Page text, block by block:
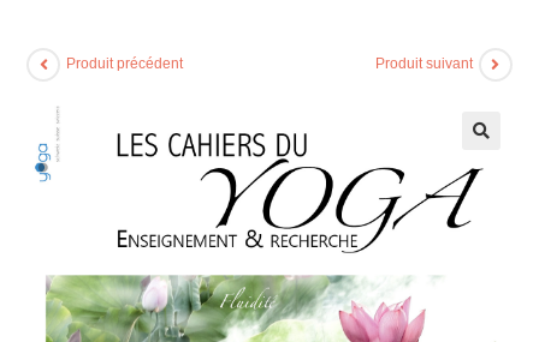
Produit précédent Produit suivant